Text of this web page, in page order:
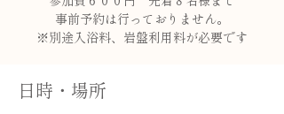
事前予約は行っておりません。
※別途入浴料、岩盤利用料が必要です
日時・場所